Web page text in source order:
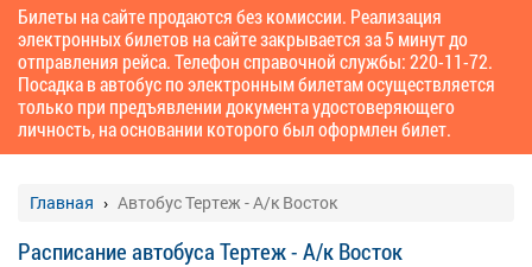
Билеты на сайте продаются без комиссии. Реализация
электронных билетов на сайте закрывается за 5 минут до
отправления рейса. Телефон справочной службы: 220-11-72.
Посадка в автобус по электронным билетам осуществляется
только при предъявлении документа удостоверяющего
личность, на основании которого был оформлен билет.
Главная Автобус Тертеж - А/к Восток
Расписание автобуса Тертеж - А/к Восток